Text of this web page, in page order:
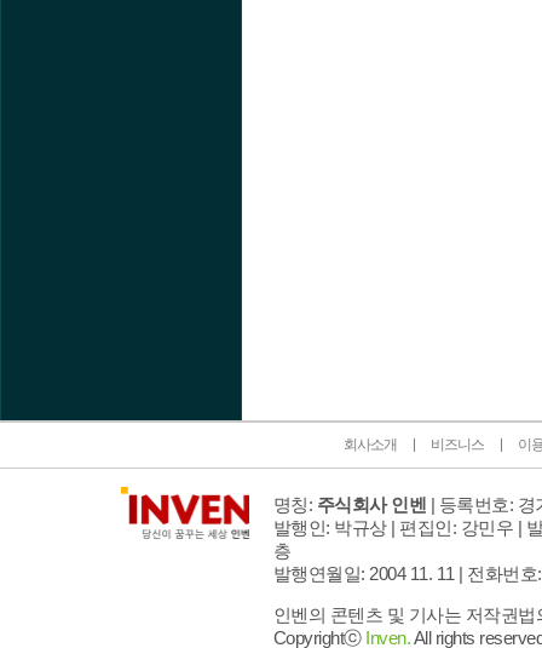
회사소개 비즈니스 이
명칭: 주식회사 인벤 | 등록번호: 경
발행인: 박규상 | 편집인: 강민우 |
층
발행연월일: 2004 11. 11 | 전화번호
인벤의 콘텐츠 및 기사는 저작권
Copyrightⓒ Inven.All rights